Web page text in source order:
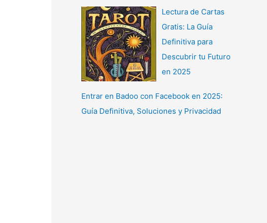
Lectura de Cartas
Gratis: La Guía
Definitiva para
Descubrir tu Futuro
en 2025
Entrar en Badoo con Facebook en 2025:
Guía Definitiva, Soluciones y Privacidad